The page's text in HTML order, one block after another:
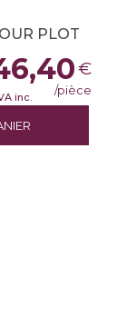
PLOT
€
inc. /pièce